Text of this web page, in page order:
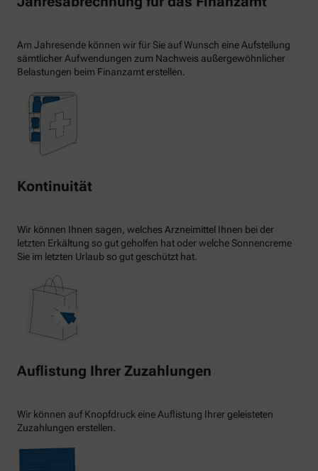
Am Jahresende können wir für Sie auf Wunsch eine Aufstellung
sämtlicher Aufwendungen zum Nachweis außergewöhnlicher
Belastungen beim Finanzamt erstellen.
Kontinuität
Wir können Ihnen sagen, welches Arzneimittel Ihnen bei der
letzten Erkältung so gut geholfen hat oder welche Sonnencreme
Sie im letzten Urlaub so gut geschützt hat.
Auflistung Ihrer Zuzahlungen
Wir können auf Knopfdruck eine Auflistung Ihrer geleisteten
Zuzahlungen erstellen.